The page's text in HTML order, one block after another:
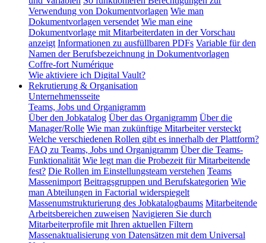
Verwendung von Dokumentvorlagen Wie man
Dokumentvorlagen versendet Wie man eine
Dokumentvorlage mit Mitarbeiterdaten in der Vorschau
anzeigt Informationen zu ausfüllbaren PDFs Variable für den
Namen der Berufsbezeichnung in Dokumentvorlagen
Coffre-fort Numérique
Wie aktiviere ich Digital Vault?
Rekrutierung & Organisation
Unternehmensseite
Teams, Jobs und Organigramm
Über den Jobkatalog Über das Organigramm Über die
Manager/Rolle Wie man zukünftige Mitarbeiter versteckt
Welche verschiedenen Rollen gibt es innerhalb der Plattform?
FAQ zu Teams, Jobs und Organigramm Über die Teams-
Funktionalität Wie legt man die Probezeit für Mitarbeitende
fest? Die Rollen im Einstellungsteam verstehen Teams
Massenimport Beitragsgruppen und Berufskategorien Wie
man Abteilungen in Factorial widerspiegelt
Massenumstrukturierung des Jobkatalogbaums Mitarbeitende
Arbeitsbereichen zuweisen Navigieren Sie durch
Mitarbeiterprofile mit Ihren aktuellen Filtern
Massenaktualisierung von Datensätzen mit dem Universal